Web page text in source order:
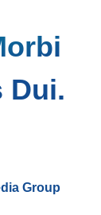
Dui.
Group